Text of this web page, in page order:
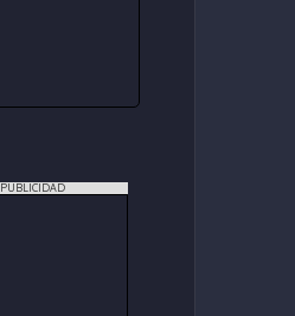
PUBLICIDAD